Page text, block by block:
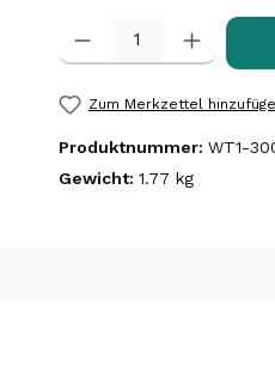
Produkt Anzahl: Gib den
Zum Merkzettel
Produktnummer: WT1-
Gewicht: 1.77 kg